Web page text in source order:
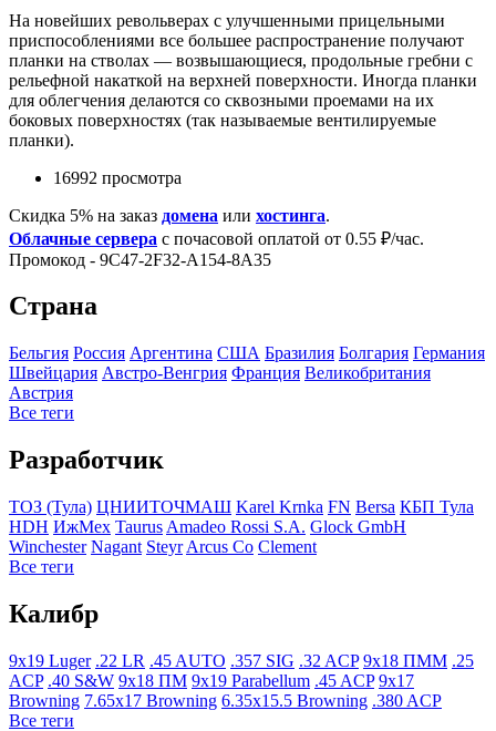
На новейших револьверах с улучшенными прицельными
приспособлениями все большее распространение получают
планки на стволах — возвышающиеся, продольные гребни с
рельефной накаткой на верхней поверхности. Иногда планки
для облегчения делаются со сквозными проемами на их
боковых поверхностях (так называемые вентилируемые
планки).
16992 просмотра
Скидка 5% на заказ домена или хостинга.
Облачные сервера с почасовой оплатой от 0.55 ₽/час.
Промокод - 9C47-2F32-A154-8A35
Страна
Бельгия Росcия Аргентина США Бразилия Болгария Германия
Швейцария Австро-Венгрия Франция Великобритания
Австрия
Все теги
Разработчик
ТОЗ (Тула) ЦНИИТОЧМАШ Karel Krnka FN Bersa КБП Тула
HDH ИжМех Taurus Amadeo Rossi S.A. Glock GmbH
Winchester Nagant Steyr Arcus Co Clement
Все теги
Калибр
9x19 Luger .22 LR .45 AUTO .357 SIG .32 ACP 9x18 ПММ .25
ACP .40 S&W 9x18 ПМ 9x19 Parabellum .45 ACP 9x17
Browning 7.65x17 Browning 6.35x15.5 Browning .380 ACP
Все теги